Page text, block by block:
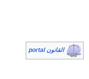
القانون portal